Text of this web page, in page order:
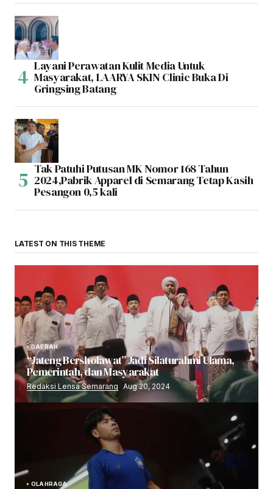
Layani Perawatan Kulit Media Untuk
Masyarakat, LAARYA SKIN Clinic Buka Di
Gringsing Batang
Tak Patuhi Putusan MK Nomor 168 Tahun
2024,Pabrik Apparel di Semarang Tetap Kasih
Pesangon 0,5 kali
LATEST ON THIS THEME
DAERAH
“Jateng Bersholawat” Jadi Silaturahmi Ulama,
Pemerintah, dan Masyarakat
Redaksi Lensa Semarang Aug 20, 2024
OLAHRAGA